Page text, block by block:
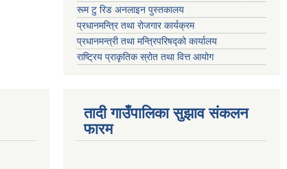
रूम टु रिड अनलाइन पुस्तकालय
प्रधानमन्त्रि तथा रोजगार कार्यक्रम
प्रधानमन्त्री तथा मन्त्रिपरिषद्को कार्यालय
राष्ट्रिय प्राकृतिक स्रोत तथा वित्त आयोग
तादी गाउँपालिका सुझाव संकलन
फारम